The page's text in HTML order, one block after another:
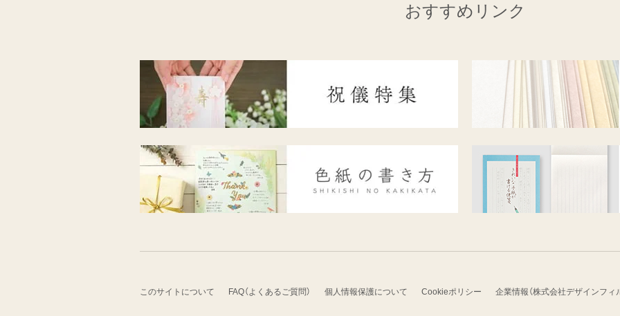
おすすめリンク
このサイトについて FAQ（よくあるご質問） 個人情報保護について Cookieポリシー 企業情報（株式会社デザインフィ